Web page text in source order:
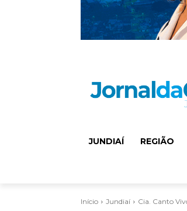
JUNDIAÍ REGIÃO
Início Jundiaí Cia. Canto